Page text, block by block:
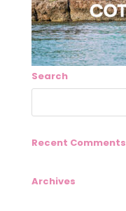
Search
Recent Comments
Archives